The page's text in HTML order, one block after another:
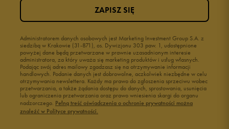
Administratorem danych osobowych jest Marketing Investment Group S.A. z
siedzibą w Krakowie (31-871), os. Dywizjonu 303 paw. 1, udostępnione
powyżej dane będą przetwarzane w prawnie uzasadnionym interesie
administratora, za który uważa się marketing produktów i usług własnych.
Podając swój adres mailowy zgadzasz się na otrzymywanie informacji
handlowych. Podanie danych jest dobrowolne, aczkolwiek niezbędne w celu
otrzymywania newslettera. Każdy ma prawo do zgłoszenia sprzeciwu wobec
przetwarzania, a także żądania dostępu do danych, sprostowania, usunięcia
lub ograniczenia przetwarzania oraz prawo wniesienia skargi do organu
nadzorczego. Pełną treść oświadczenia o ochronie prywatności można
znaleźć w Polityce prywatności.
ZAPISZ SIĘ